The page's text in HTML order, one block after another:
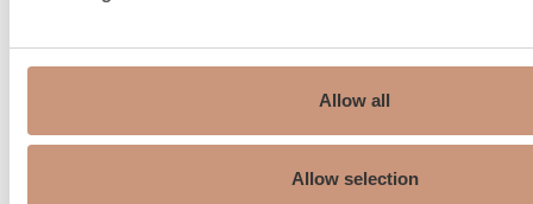
Allow all
Allow selection
Recommandation de
150…210